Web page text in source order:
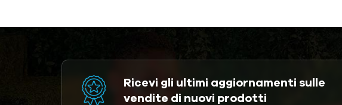
Ricevi gli ultimi aggiornamenti sulle
vendite di nuovi prodotti